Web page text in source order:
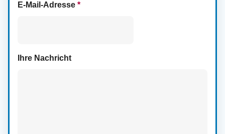
E-Mail-Adresse *
Ihre Nachricht